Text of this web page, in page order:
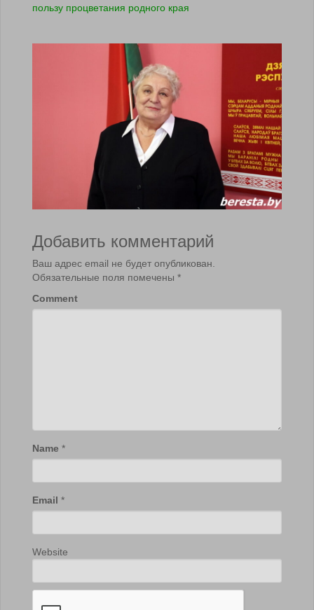
пользу процветания родного края
Добавить комментарий
Ваш адрес email не будет опубликован.
Обязательные поля помечены *
Comment
Name *
Email *
Website